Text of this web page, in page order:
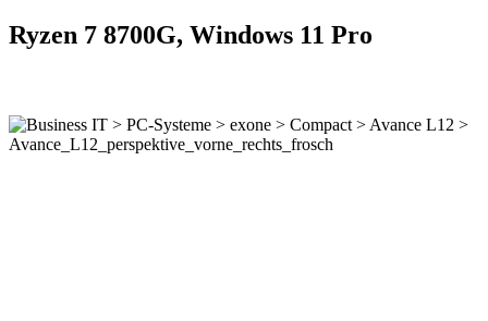
Ryzen 7 8700G, Windows 11 Pro